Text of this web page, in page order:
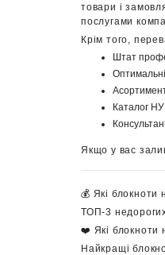
товари і
послугами
Крім того,
Штат
Оптимальні
Каталог
Якщо у вас
💰 Які блокноти
ТОП-3 недорогих
❤️ Які блокноти
Найкращі